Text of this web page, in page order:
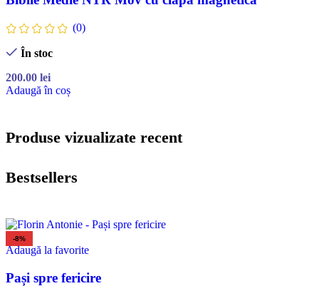
(0)
În stoc
200.00 lei
Adaugă în coș
Produse vizualizate recent
Bestsellers
-8%
Adaugă la favorite
Pași spre fericire